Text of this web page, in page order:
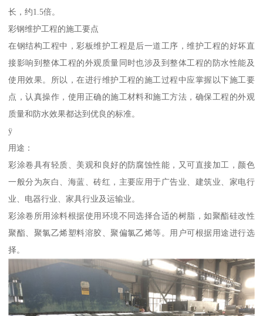
长，约1.5倍。
彩钢维护工程的施工要点
在钢结构工程中，彩板维护工程是后一道工序，维护工程的好坏直
接影响到整体工程的外观质量同时也涉及到整体工程的防水性能及
使用效果。所以，在进行维护工程的施工过程中应掌握以下施工要
点，认真操作，使用正确的施工材料和施工方法，确保工程的外观
质量和防水效果都达到优良的标准。
ÿ
用途：
彩涂卷具有轻质、美观和良好的防腐蚀性能，又可直接加工，颜色
一般分为灰白、海蓝、砖红，主要应用于广告业、建筑业、家电行
业、电器行业、家具行业及运输业。
彩涂卷所用涂料根据使用环境不同选择合适的树脂，如聚酯硅改性
聚酯、聚氯乙烯塑料溶胶、聚偏氯乙烯等。用户可根据用途进行选
择。